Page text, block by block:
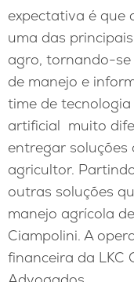
expectativa é que
uma das
agro, tornando-se
de manejo e
time de
artificial muito
entregar soluções
agricultor.
outras soluções
manejo agrícola
Ciampolini. A
financeira da LKC